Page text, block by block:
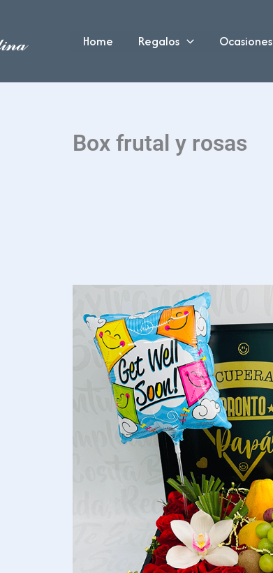
Home Regalos Ocasiones
Box frutal y rosas